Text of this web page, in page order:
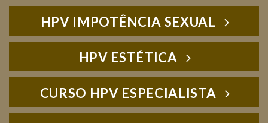
HPV IMPOTÊNCIA SEXUAL
HPV ESTÉTICA
CURSO HPV ESPECIALISTA